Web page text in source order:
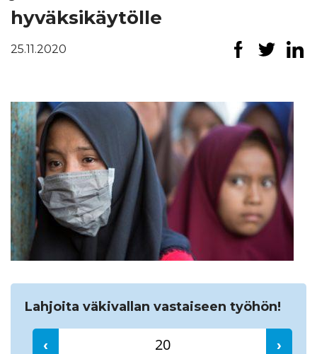
Lahjoita
hyväksikäytölle
25.11.2020
Lahjoita väkivallan vastaiseen työhön!
‹ ›